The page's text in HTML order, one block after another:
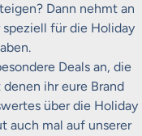
Dann nehmt an
für die Holiday
Deals an, die
ihr eure Brand
über die Holiday
auch mal auf unserer